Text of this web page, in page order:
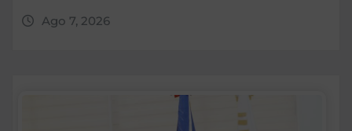
Ago 7, 2026